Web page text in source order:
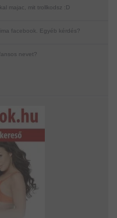
majac, mit trollkodsz :D
facebook. Egyéb kérdés?
nevet?